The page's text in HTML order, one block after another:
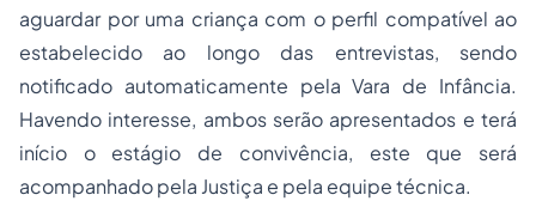
aguardar por uma criança com o perfil compatível ao
estabelecido ao longo das entrevistas, sendo
notificado automaticamente pela Vara de Infância.
Havendo interesse, ambos serão apresentados e terá
início o estágio de convivência, este que será
acompanhado pela Justiça e pela equipe técnica.